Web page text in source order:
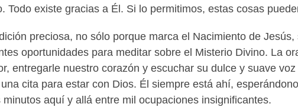
Todo existe gracias a Él. Si lo permitimos, estas cosas
preciosa, no sólo porque marca el Nacimiento de
oportunidades para meditar sobre el Misterio Divino. La
entregarle nuestro corazón y escuchar su dulce y suave
cita para estar con Dios. Él siempre está ahí,
aquí y allá entre mil ocupaciones insignificantes.